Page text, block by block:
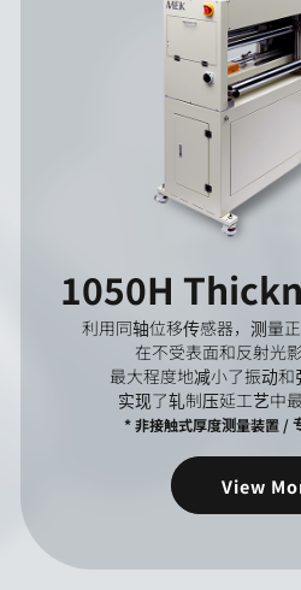
1050H
利用同轴位移传感器，测量
在不受表面和反射光
最大程度地减小了振动和
实现了轧制压延工艺中
* 非接触式厚度测量装置 /
View